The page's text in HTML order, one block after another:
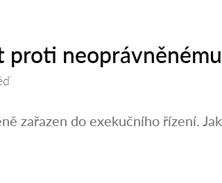
proti
zařazen do exekučního řízení.